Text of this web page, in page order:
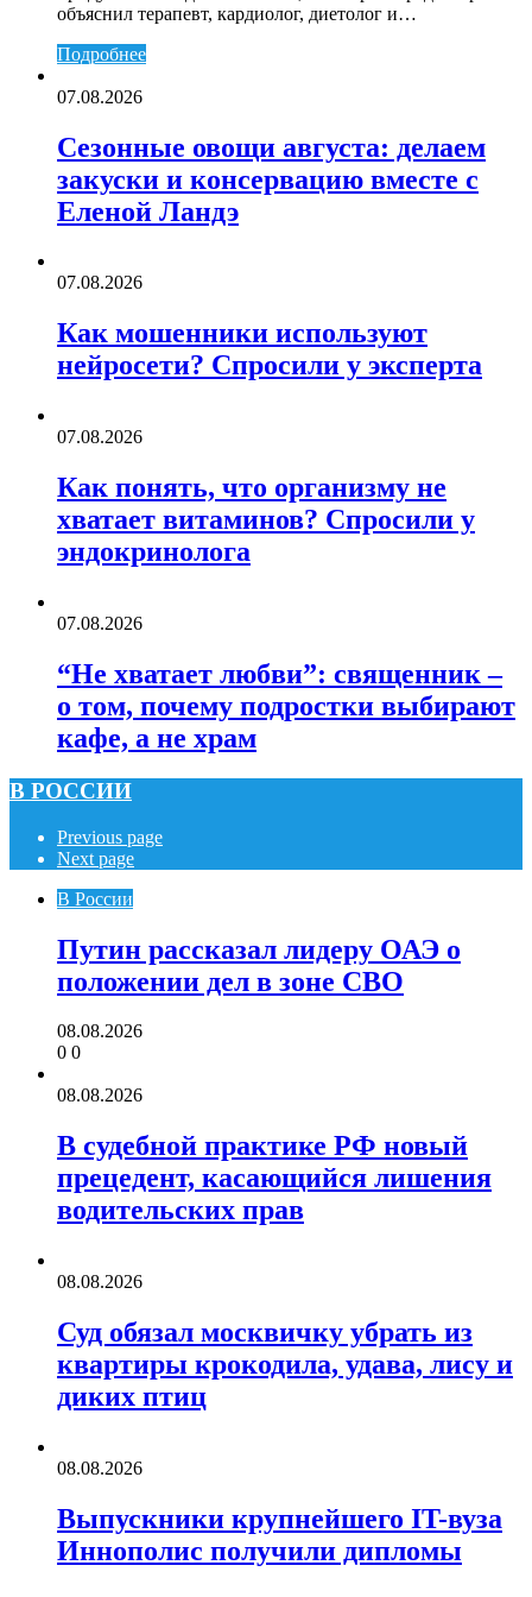
объяснил терапевт, кардиолог, диетолог и…
Подробнее
07.08.2026
Сезонные овощи августа: делаем
закуски и консервацию вместе с
Еленой Ландэ
07.08.2026
Как мошенники используют
нейросети? Спросили у эксперта
07.08.2026
Как понять, что организму не
хватает витаминов? Спросили у
эндокринолога
07.08.2026
“Не хватает любви”: священник –
о том, почему подростки выбирают
кафе, а не храм
В РОССИИ
Previous page
Next page
В России
Путин рассказал лидеру ОАЭ о
положении дел в зоне СВО
08.08.2026
0 0
08.08.2026
В судебной практике РФ новый
прецедент, касающийся лишения
водительских прав
08.08.2026
Суд обязал москвичку убрать из
квартиры крокодила, удава, лису и
диких птиц
08.08.2026
Выпускники крупнейшего IT-вуза
Иннополис получили дипломы